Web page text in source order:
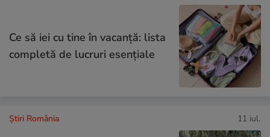
Ce să iei cu tine în vacanță: lista
completă de lucruri esențiale
Știri România 11 iul.